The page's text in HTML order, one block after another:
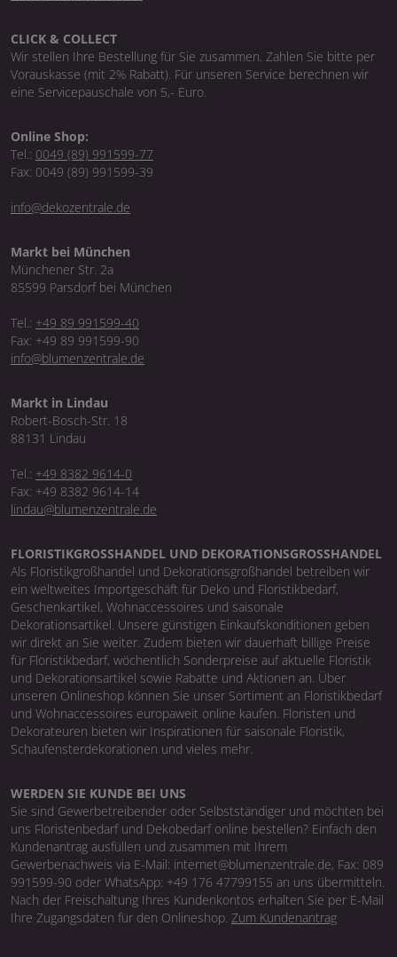
CLICK & COLLECT
Wir stellen Ihre Bestellung für Sie zusammen. Zahlen Sie bitte per
Vorauskasse (mit 2% Rabatt). Für unseren Service berechnen wir
eine Servicepauschale von 5,- Euro.
Online Shop:
Tel.: 0049 (89) 991599-77
Fax: 0049 (89) 991599-39
info@dekozentrale.de
Markt bei München
Münchener Str. 2a
85599 Parsdorf bei München
Tel.: +49 89 991599-40
Fax: +49 89 991599-90
info@blumenzentrale.de
Markt in Lindau
Robert-Bosch-Str. 18
88131 Lindau
Tel.: +49 8382 9614-0
Fax: +49 8382 9614-14
lindau@blumenzentrale.de
FLORISTIKGROSSHANDEL UND DEKORATIONSGROSSHANDEL
Als Floristikgroßhandel und Dekorationsgroßhandel betreiben wir
ein weltweites Importgeschäft für Deko und Floristikbedarf,
Geschenkartikel, Wohnaccessoires und saisonale
Dekorationsartikel. Unsere günstigen Einkaufskonditionen geben
wir direkt an Sie weiter. Zudem bieten wir dauerhaft billige Preise
für Floristikbedarf, wöchentlich Sonderpreise auf aktuelle Floristik
und Dekorationsartikel sowie Rabatte und Aktionen an. Über
unseren Onlineshop können Sie unser Sortiment an Floristikbedarf
und Wohnaccessoires europaweit online kaufen. Floristen und
Dekorateuren bieten wir Inspirationen für saisonale Floristik,
Schaufensterdekorationen und vieles mehr.
WERDEN SIE KUNDE BEI UNS
Sie sind Gewerbetreibender oder Selbstständiger und möchten bei
uns Floristenbedarf und Dekobedarf online bestellen? Einfach den
Kundenantrag ausfüllen und zusammen mit Ihrem
Gewerbenachweis via E-Mail: internet@blumenzentrale.de, Fax: 089
991599-90 oder WhatsApp: +49 176 47799155 an uns übermitteln.
Nach der Freischaltung Ihres Kundenkontos erhalten Sie per E-Mail
Ihre Zugangsdaten für den Onlineshop. Zum Kundenantrag